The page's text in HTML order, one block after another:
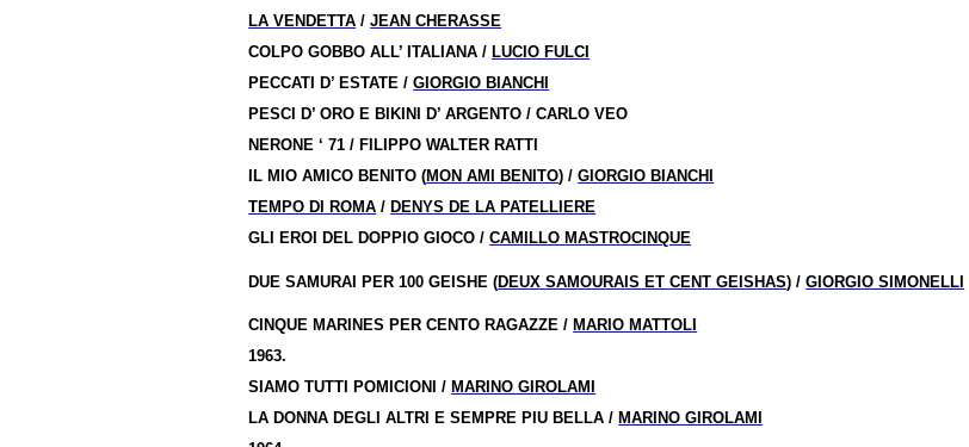
LA VENDETTA /JEAN CHERASSE
COLPO GOBBO ALL’ ITALIANA / LUCIO FULCI
PECCATI D’ ESTATE /GIORGIO BIANCHI
PESCI D’ ORO E BIKINI D’ ARGENTO / CARLO VEO
NERONE ‘ 71 / FILIPPO WALTER RATTI
IL MIO AMICO BENITO (MON AMI BENITO) /GIORGIO BIANCHI
TEMPO DI ROMA / DENYS DE LA PATELLIERE
GLI EROI DEL DOPPIO GIOCO /CAMILLO MASTROCINQUE
DUE SAMURAI PER 100 GEISHE (DEUX SAMOURAIS ET CENT GEISHAS) /GIORGIO SIMONELLI
CINQUE MARINES PER CENTO RAGAZZE / MARIO MATTOLI
1963.
SIAMO TUTTI POMICIONI / MARINO GIROLAMI
LA DONNA DEGLI ALTRI E SEMPRE PIU BELLA / MARINO GIROLAMI